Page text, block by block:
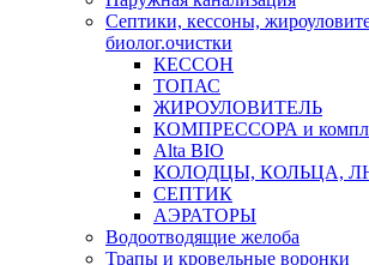
Септики, кессоны,
биолог.очистки
КЕССОН
ТОПАС
ЖИРОУЛОВИТЕЛЬ
КОМПРЕССОРА и
Alta BIO
КОЛОДЦЫ, КОЛЬЦА,
СЕПТИК
АЭРАТОРЫ
Водоотводящие желоба
Трапы и кровельные воронки